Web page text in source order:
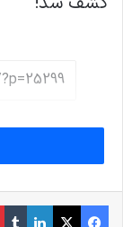
فیس بوک X